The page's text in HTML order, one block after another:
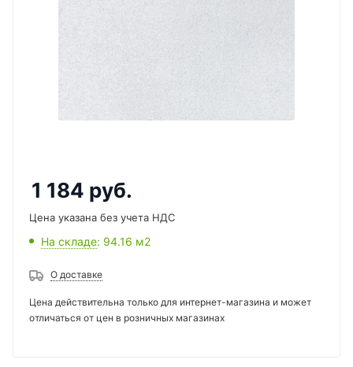
1 184 руб.
Цена указана без учета НДС
На складе: 94.16 м2
О доставке
Цена действительна только для интернет-магазина и может
отличаться от цен в розничных магазинах